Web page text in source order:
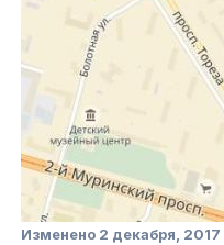
Изменено 2 декабря, 2017